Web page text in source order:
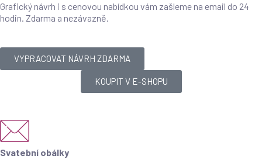
Grafický návrh i s cenovou nabídkou vám zašleme na email do 24
hodin. Zdarma a nezávazně.
VYPRACOVAT NÁVRH ZDARMA
KOUPIT V E-SHOPU
Svatební obálky